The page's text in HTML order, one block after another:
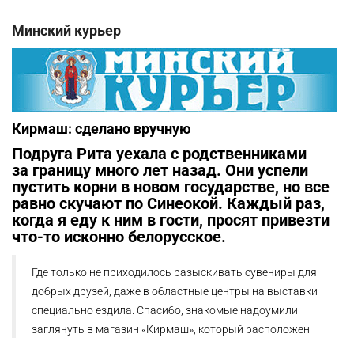
Минский курьер
Кирмаш: сделано вручную
Подруга Рита уехала с родственниками
за границу много лет назад. Они успели
пустить корни в новом государстве, но все
равно скучают по Синеокой. Каждый раз,
когда я еду к ним в гости, просят привезти
что-то исконно белорусское.
Где только не приходилось разыскивать сувениры для
добрых друзей, даже в областные центры на выставки
специально ездила. Спасибо, знакомые надоумили
заглянуть в магазин «Кирмаш», который расположен